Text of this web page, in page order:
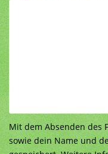
Mit dem Absenden des
sowie dein Name und